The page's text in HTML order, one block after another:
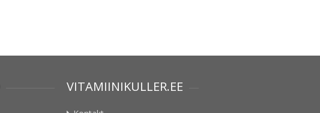
VITAMIINIKULLER.EE